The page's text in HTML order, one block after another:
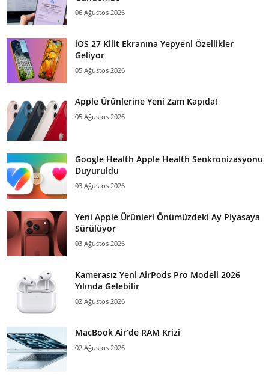
06 Ağustos 2026
iOS 27 Kilit Ekranına Yepyeni Özellikler
Geliyor
05 Ağustos 2026
Apple Ürünlerine Yeni Zam Kapıda!
05 Ağustos 2026
Google Health Apple Health Senkronizasyonu
Duyuruldu
03 Ağustos 2026
Yeni Apple Ürünleri Önümüzdeki Ay Piyasaya
Sürülüyor
03 Ağustos 2026
Kamerasız Yeni AirPods Pro Modeli 2026
Yılında Gelebilir
02 Ağustos 2026
MacBook Air’de RAM Krizi
02 Ağustos 2026